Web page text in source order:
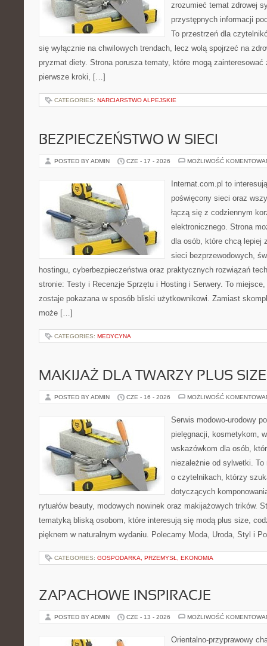
zrozumieć temat zdrowej
przystępnych informacji
To przestrzeń dla
się wyłącznie na chwilowych trendach, lecz wolą spojrzeć na
pryzmat diety. Strona porusza tematy, które mogą zainteresować
pierwsze kroki, […]
CATEGORIES: NARCIARSTWO ALPEJSKIE
BEZPIECZEŃSTWO W SIECI
POSTED BY ADMIN CZE - 17 - 2026 MOŻLIWOŚĆ
Internat.com.pl to
poświęcony sieci oraz
łączą się z codziennym
elektronicznego. Strona
dla osób, które chcą lepiej
sieci bezprzewodowych,
hostingu, cyberbezpieczeństwa oraz praktycznych rozwiązań
stronie: Testy i Recenzje Sprzętu i Hosting i Serwery. To
zostaje pokazana w sposób bliski użytkownikowi. Zamiast
może […]
CATEGORIES: MEDYCYNA
MAKIJAŻ DLA TWARZY PLUS SIZE
POSTED BY ADMIN CZE - 16 - 2026 MOŻLIWOŚĆ
Serwis modowo-urodowy
pielęgnacji, kosmetykom,
wskazówkom dla osób,
niezależnie od sylwetki.
o czytelnikach, którzy
dotyczących
rytuałów beauty, modowych nowinek oraz makijażowych trików.
tematyką bliską osobom, które interesują się modą plus size,
pięknem w naturalnym wydaniu. Polecamy Moda, Uroda, Styl i
CATEGORIES: GOSPODARKA, PRZEMYSŁ, EKONOMIA
ZAPACHOWE INSPIRACJE
POSTED BY ADMIN CZE - 13 - 2026 MOŻLIWOŚĆ
Orientalno-przyprawowy